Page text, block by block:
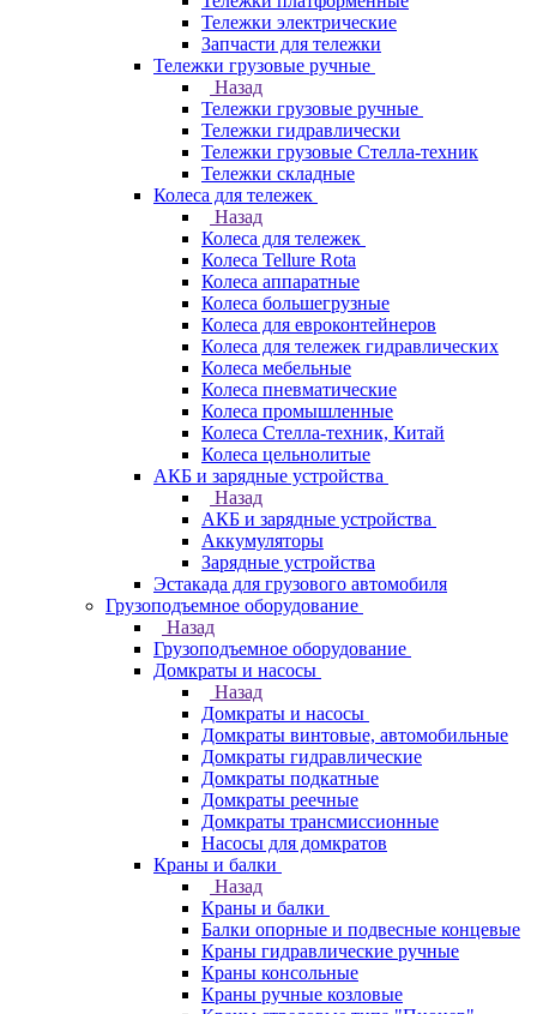
Тележки электрические
Запчасти для тележки
Тележки грузовые ручные
Назад
Тележки грузовые ручные
Тележки гидравлически
Тележки грузовые Стелла-техник
Тележки складные
Колеса для тележек
Назад
Колеса для тележек
Колеса Tellure Rota
Колеса аппаратные
Колеса большегрузные
Колеса для евроконтейнеров
Колеса для тележек гидравлических
Колеса мебельные
Колеса пневматические
Колеса промышленные
Колеса Стелла-техник, Китай
Колеса цельнолитые
АКБ и зарядные устройства
Назад
АКБ и зарядные устройства
Аккумуляторы
Зарядные устройства
Эстакада для грузового автомобиля
Грузоподъемное оборудование
Назад
Грузоподъемное оборудование
Домкраты и насосы
Назад
Домкраты и насосы
Домкраты винтовые, автомобильные
Домкраты гидравлические
Домкраты подкатные
Домкраты реечные
Домкраты трансмиссионные
Насосы для домкратов
Краны и балки
Назад
Краны и балки
Балки опорные и подвесные концевые
Краны гидравлические ручные
Краны консольные
Краны ручные козловые